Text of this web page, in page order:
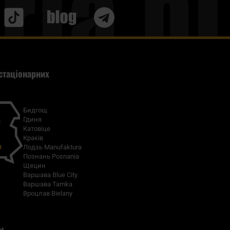
Blog
Бидгощ
Гдиня
Катовіце
Краків
Лодзь Manufaktura
Познань Posnania
Щецин
Варшава Blue City
Варшава Tamka
Вроцлав Bielany